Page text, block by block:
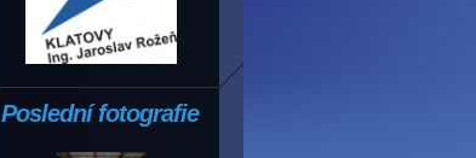
Poslední fotografie